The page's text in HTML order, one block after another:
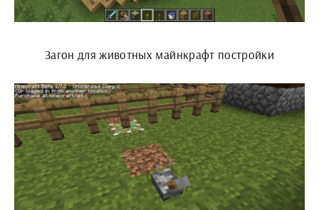
Загон для животных майнкрафт постройки